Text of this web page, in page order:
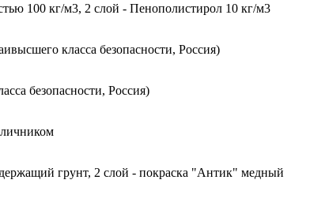
100 кг/м3, 2 слой - Пенополистирол 10 кг/м3
класса безопасности, Россия)
безопасности, Россия)
грунт, 2 слой - покраска "Антик" медный